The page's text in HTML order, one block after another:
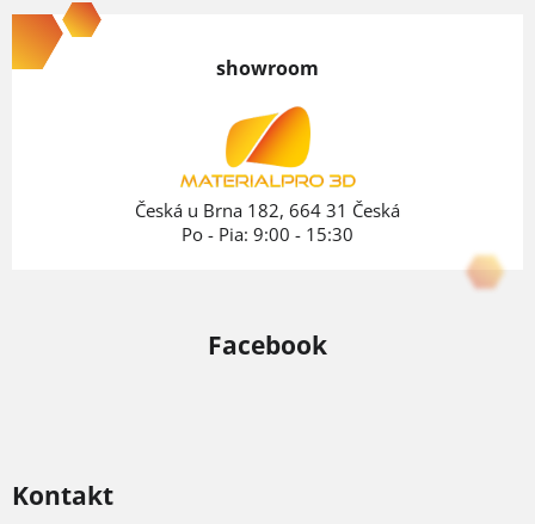
á
p
Kontakt
showroom
Česká u Brna 182, 664 31 Česká
Po - Pia: 9:00 - 15:30
Facebook